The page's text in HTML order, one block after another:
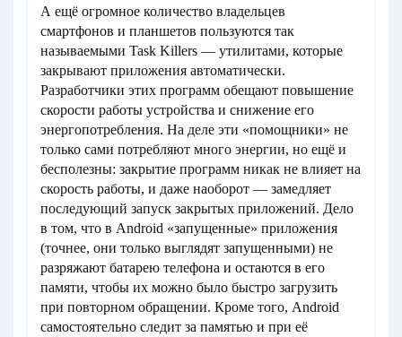
А ещё огромное количество владельцев
смартфонов и планшетов пользуются так
называемыми Task Killers — утилитами, которые
закрывают приложения автоматически.
Разработчики этих программ обещают повышение
скорости работы устройства и снижение его
энергопотребления. На деле эти «помощники» не
только сами потребляют много энергии, но ещё и
бесполезны: закрытие программ никак не влияет на
скорость работы, и даже наоборот — замедляет
последующий запуск закрытых приложений. Дело
в том, что в Android «запущенные» приложения
(точнее, они только выглядят запущенными) не
разряжают батарею телефона и остаются в его
памяти, чтобы их можно было быстро загрузить
при повторном обращении. Кроме того, Android
самостоятельно следит за памятью и при её